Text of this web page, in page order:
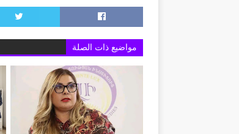
مواضيع ذات الصلة